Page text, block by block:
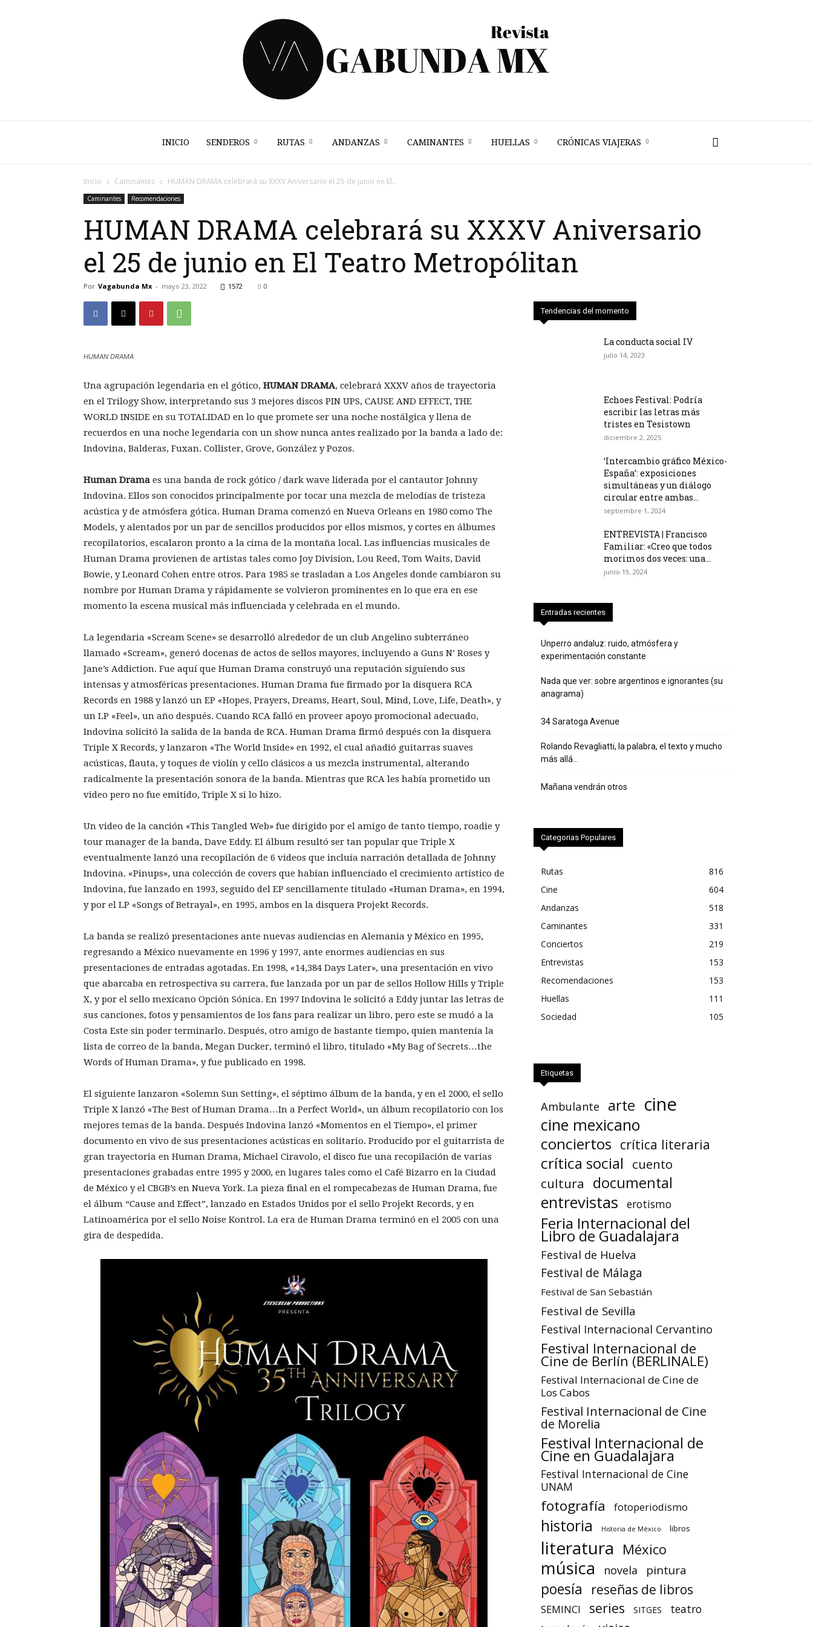
Vagabunda
Mx
INICIO SENDEROS RUTAS ANDANZAS CAMINANTES HUELLAS CRÓNICAS VIAJERAS
Inicio Caminantes HUMAN DRAMA celebrará su XXXV Aniversario el 25 de junio en El...
Caminantes Recomendaciones
HUMAN DRAMA celebrará su XXXV Aniversario
el 25 de junio en El Teatro Metropólitan
Por Vagabunda Mx - mayo 23, 2022 1572 0
HUMAN DRAMA
Una agrupación legendaria en el gótico, HUMAN DRAMA, celebrará XXXV años de trayectoria
en el Trilogy Show, interpretando sus 3 mejores discos PIN UPS, CAUSE AND EFFECT, THE
WORLD INSIDE en su TOTALIDAD en lo que promete ser una noche nostálgica y llena de
recuerdos en una noche legendaria con un show nunca antes realizado por la banda a lado de:
Indovina, Balderas, Fuxan. Collister, Grove, González y Pozos.
Human Drama es una banda de rock gótico / dark wave liderada por el cantautor Johnny
Indovina. Ellos son conocidos principalmente por tocar una mezcla de melodías de tristeza
acústica y de atmósfera gótica. Human Drama comenzó en Nueva Orleans en 1980 como The
Models, y alentados por un par de sencillos producidos por ellos mismos, y cortes en álbumes
recopilatorios, escalaron pronto a la cima de la montaña local. Las influencias musicales de
Human Drama provienen de artistas tales como Joy Division, Lou Reed, Tom Waits, David
Bowie, y Leonard Cohen entre otros. Para 1985 se trasladan a Los Angeles donde cambiaron su
nombre por Human Drama y rápidamente se volvieron prominentes en lo que era en ese
momento la escena musical más influenciada y celebrada en el mundo.
La legendaria «Scream Scene» se desarrolló alrededor de un club Angelino subterráneo
llamado «Scream», generó docenas de actos de sellos mayores, incluyendo a Guns N’ Roses y
Jane’s Addiction. Fue aquí que Human Drama construyó una reputación siguiendo sus
intensas y atmosféricas presentaciones. Human Drama fue firmado por la disquera RCA
Records en 1988 y lanzó un EP «Hopes, Prayers, Dreams, Heart, Soul, Mind, Love, Life, Death», y
un LP «Feel», un año después. Cuando RCA falló en proveer apoyo promocional adecuado,
Indovina solicitó la salida de la banda de RCA. Human Drama firmó después con la disquera
Triple X Records, y lanzaron «The World Inside» en 1992, el cual añadió guitarras suaves
acústicas, flauta, y toques de violín y cello clásicos a us mezcla instrumental, alterando
radicalmente la presentación sonora de la banda. Mientras que RCA les había prometido un
video pero no fue emitido, Triple X si lo hizo.
Un video de la canción «This Tangled Web» fue dirigido por el amigo de tanto tiempo, roadie y
tour manager de la banda, Dave Eddy. El álbum resultó ser tan popular que Triple X
eventualmente lanzó una recopilación de 6 videos que incluía narración detallada de Johnny
Indovina. «Pinups», una colección de covers que habían influenciado el crecimiento artístico de
Indovina, fue lanzado en 1993, seguido del EP sencillamente titulado «Human Drama», en 1994,
y por el LP «Songs of Betrayal», en 1995, ambos en la disquera Projekt Records.
La banda se realizó presentaciones ante nuevas audiencias en Alemania y México en 1995,
regresando a México nuevamente en 1996 y 1997, ante enormes audiencias en sus
presentaciones de entradas agotadas. En 1998, «14,384 Days Later», una presentación en vivo
que abarcaba en retrospectiva su carrera, fue lanzada por un par de sellos Hollow Hills y Triple
X, y por el sello mexicano Opción Sónica. En 1997 Indovina le solicitó a Eddy juntar las letras de
sus canciones, fotos y pensamientos de los fans para realizar un libro, pero este se mudó a la
Costa Este sin poder terminarlo. Después, otro amigo de bastante tiempo, quien mantenía la
lista de correo de la banda, Megan Ducker, terminó el libro, titulado «My Bag of Secrets…the
Words of Human Drama», y fue publicado en 1998.
El siguiente lanzaron «Solemn Sun Setting», el séptimo álbum de la banda, y en el 2000, el sello
Triple X lanzó «The Best of Human Drama…In a Perfect World», un álbum recopilatorio con los
mejores temas de la banda. Después Indovina lanzó «Momentos en el Tiempo», el primer
documento en vivo de sus presentaciones acústicas en solitario. Producido por el guitarrista de
gran trayectoria en Human Drama, Michael Ciravolo, el disco fue una recopilación de varias
presentaciones grabadas entre 1995 y 2000, en lugares tales como el Café Bizarro en la Ciudad
de México y el CBGB’s en Nueva York. La pieza final en el rompecabezas de Human Drama, fue
el álbum “Cause and Effect”, lanzado en Estados Unidos por el sello Projekt Records, y en
Latinoamérica por el sello Noise Kontrol. La era de Human Drama terminó en el 2005 con una
gira de despedida.
Tendencias del momento
La conducta social IV
julio 14, 2023
Echoes Festival: Podría
escribir las letras más
tristes en Tesistown
diciembre 2, 2025
‘Intercambio gráfico México-
España’: exposiciones
simultáneas y un diálogo
circular entre ambas...
septiembre 1, 2024
ENTREVISTA | Francisco
Familiar: «Creo que todos
morimos dos veces: una...
junio 19, 2024
Entradas recientes
Unperro andaluz: ruido, atmósfera y
experimentación constante
Nada que ver: sobre argentinos e ignorantes (su
anagrama)
34 Saratoga Avenue
Rolando Revagliatti, la palabra, el texto y mucho
más allá…
Mañana vendrán otros
Categorias Populares
Rutas
816
Cine
604
Andanzas
518
Caminantes
331
Conciertos
219
Entrevistas
153
Recomendaciones
153
Huellas
111
Sociedad
105
Etiquetas
Ambulante arte cine
cine mexicano
conciertos crítica literaria
crítica social
cuento
cultura
documental
entrevistas erotismo
Feria Internacional del
Libro de Guadalajara
Festival de Huelva
Festival de Málaga
Festival de San Sebastián
Festival de Sevilla
Festival Internacional Cervantino
Festival Internacional de
Cine de Berlín (BERLINALE)
Festival Internacional de Cine de
Los Cabos
Festival Internacional de Cine
de Morelia
Festival Internacional de
Cine en Guadalajara
Festival Internacional de Cine
UNAM
fotografía fotoperiodismo
historia Historia de México libros
literatura México
música novela pintura
poesía reseñas de libros
SEMINCI series SITGES teatro